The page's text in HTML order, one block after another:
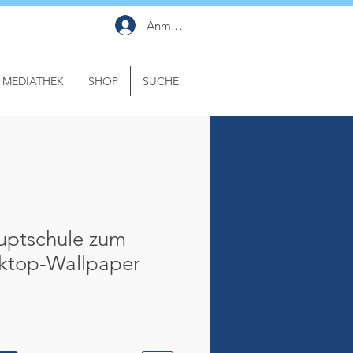
Anmelden
MEDIATHEK SHOP SUCHE
zum
Wallpaper